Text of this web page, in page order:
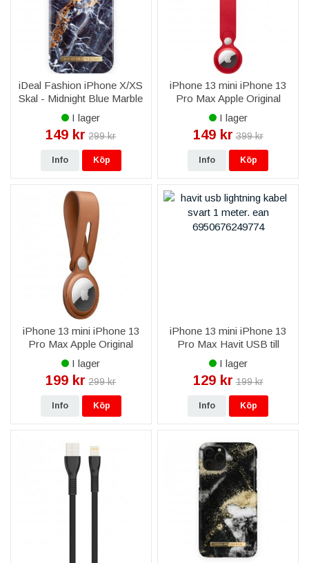
iDeal Fashion iPhone X/XS
Skal - Midnight Blue Marble
I lager
149 kr 299 kr
Info Köp
iPhone 13 mini iPhone 13
Pro Max Apple Original
AirTag Leather Loop - Röd
I lager
149 kr 399 kr
Info Köp
iPhone 13 mini iPhone 13
Pro Max Apple Original
AirTag Leather Loop -
Saddle Brown
I lager
199 kr 299 kr
Info Köp
iPhone 13 mini iPhone 13
Pro Max Havit USB till
Lightning Kabel 2,0A 1,8m -
Svart
I lager
129 kr 199 kr
Info Köp